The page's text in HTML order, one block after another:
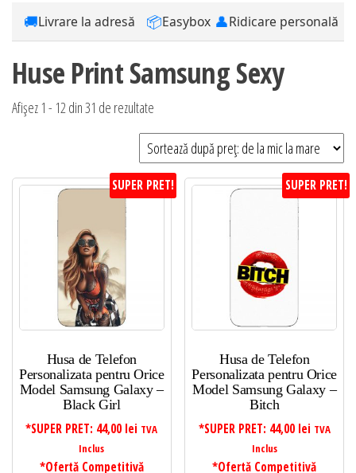
🚚Livrare la adresă 📦Easybox 👤Ridicare personală
Huse Print Samsung Sexy
Afișez 1 - 12 din 31 de rezultate
după
preț:
de
la
SUPER PRET!
Husa de Telefon
Personalizata pentru Orice
Model Samsung Galaxy –
Black Girl
*SUPER PRET: 44,00 lei TVA
Inclus
*Ofertă Competitivă
SUPER PRET!
Husa de Telefon
Personalizata pentru Orice
Model Samsung Galaxy –
Bitch
*SUPER PRET: 44,00 lei TVA
Inclus
*Ofertă Competitivă